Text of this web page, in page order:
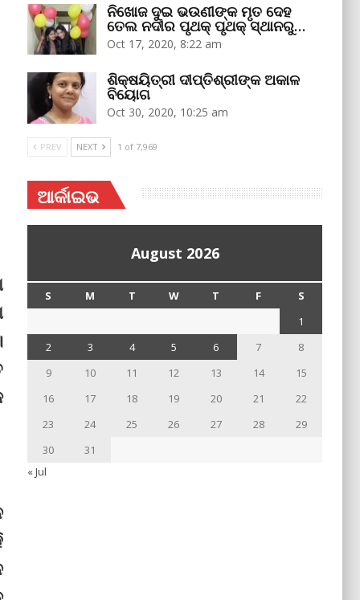
ନିଖୋଜ ଦୁଇ ଭଉଣୀଙ୍କ ମୃତ ଦେହ
ତେଲ ନଦୀର ପୃଥକ୍‌ ପୃଥକ୍‌ ସ୍ଥାନରୁ…
Oct 17, 2020, 8:22 am
ଶିକ୍ଷୟିତ୍ରୀ ଦୀପ୍ତିଶ୍ରୀଙ୍କ ଅକାଳ
ବିୟୋଗ
Oct 30, 2020, 10:25 am
PREV NEXT 1 of 7,969
ଆର୍କାଇଭ
August 2026
S M T W T F
S
1
2
3 4 5 6 7
8
9
10 11 12 13 14
15
16
17 18 19 20 21
22
23
24 25 26 27 28
29
30
31
« Jul